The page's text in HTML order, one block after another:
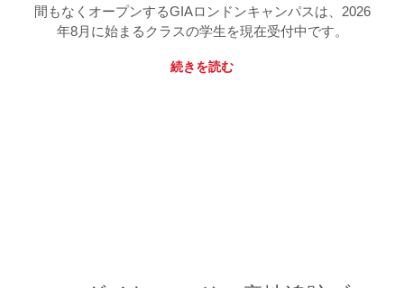
間もなくオープンするGIAロンドンキャンパスは、2026
年8月に始まるクラスの学生を現在受付中です。
続きを読む